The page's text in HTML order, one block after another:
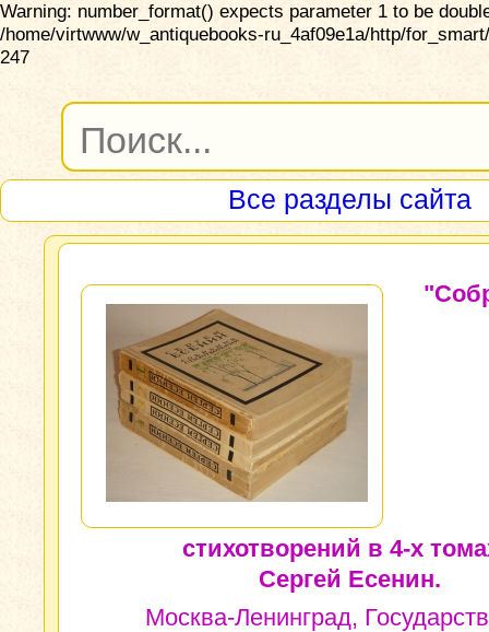
Warning: number_format() expects parameter 1 to be
/home/virtwww/w_antiquebooks-ru_4af09e1a/http/
247
Все разделы сайта
стихотворений в 4-х
Сергей Есенин.
Москва-Ленинград,